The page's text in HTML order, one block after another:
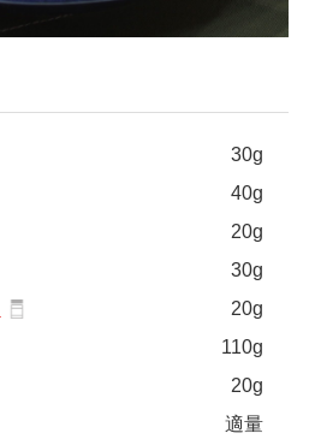
30g
40g
20g
30g
20g
110g
20g
適量